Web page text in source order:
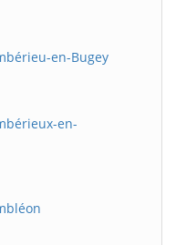
en-Bugey
en-